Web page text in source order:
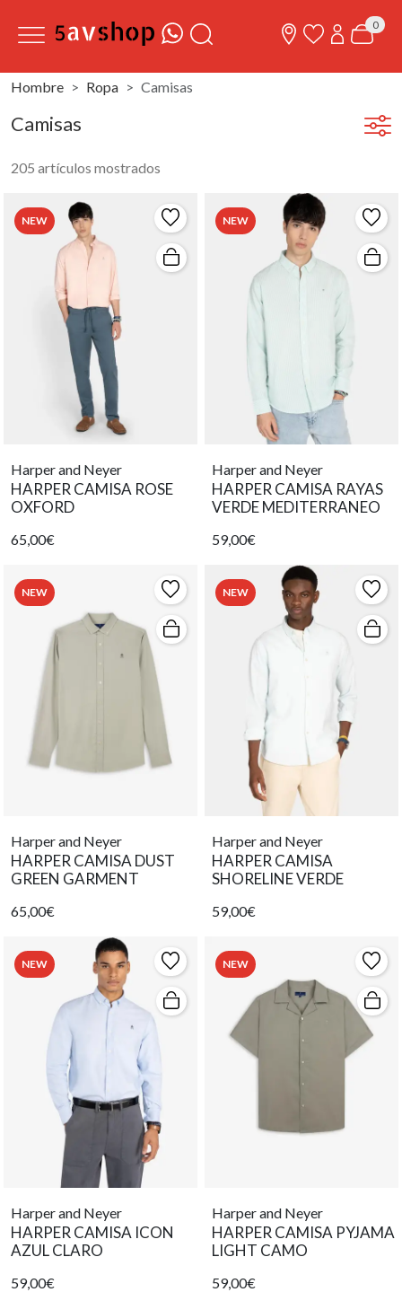
0
Hombre Ropa Camisas
Camisas
205 artículos mostrados
NEW
Harper and Neyer
HARPER CAMISA ROSE
OXFORD
65,00€
NEW
Harper and Neyer
HARPER CAMISA RAYAS
VERDE MEDITERRANEO
59,00€
NEW
Harper and Neyer
HARPER CAMISA DUST
GREEN GARMENT
65,00€
NEW
Harper and Neyer
HARPER CAMISA
SHORELINE VERDE
59,00€
NEW
Harper and Neyer
HARPER CAMISA ICON
AZUL CLARO
59,00€
NEW
Harper and Neyer
HARPER CAMISA PYJAMA
LIGHT CAMO
59,00€